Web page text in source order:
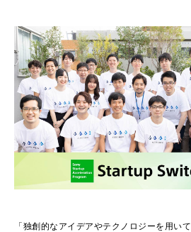
「独創的なアイデアやテクノロジーを用い